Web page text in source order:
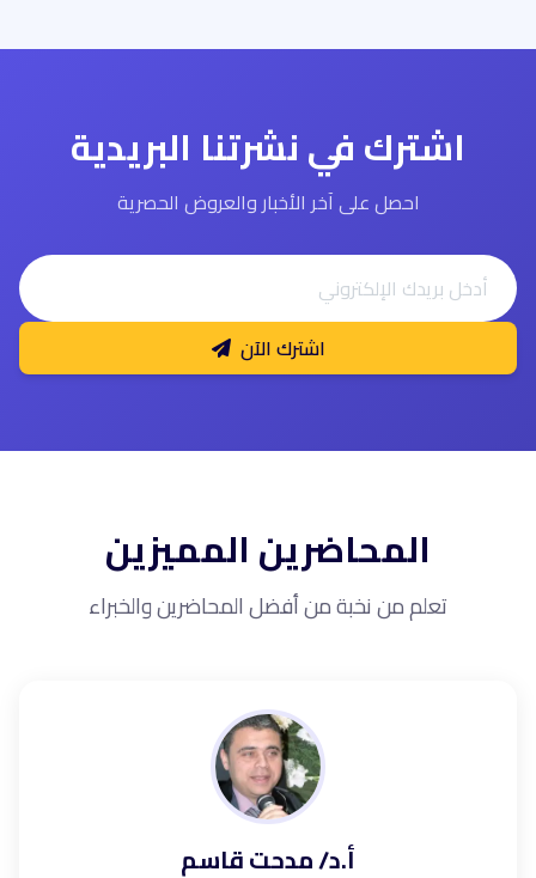
اشترك في نشرتنا البريدية
احصل على آخر الأخبار والعروض الحصرية
اشترك الآن
المحاضرين المميزين
تعلم من نخبة من أفضل المحاضرين والخبراء
أ.د/ مدحت قاسم